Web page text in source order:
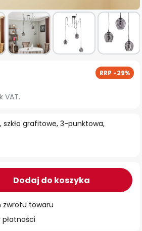
szkło grafitowe, 3-punktowa,
RRP -29%
VAT.
Dodaj do koszyka
towaru